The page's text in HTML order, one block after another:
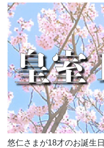
悠仁さまが18才のお誕生